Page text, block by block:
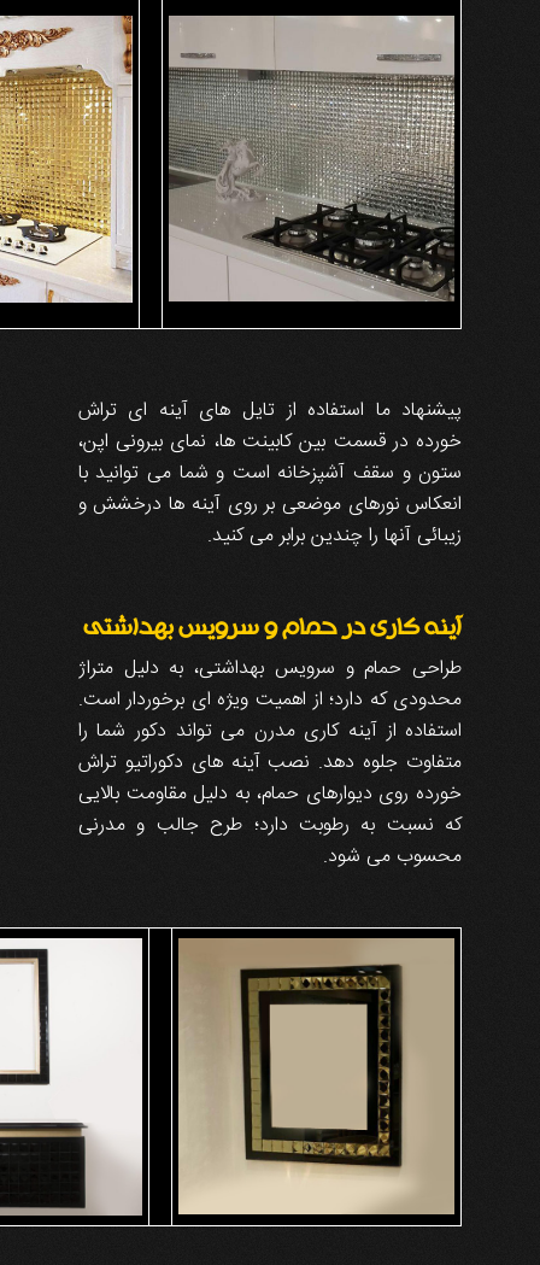
پیشنهاد ما استفاده از تایل های آینه ای تراش
خورده در قسمت بین کابینت ها، نمای بیرونی اپن،
ستون و سقف آشپزخانه است و شما می توانید با
انعکاس نورهای موضعی بر روی آینه ها درخشش و
زیبائی آنها را چندین برابر می کنید.
آینه کاری در حمام و سرویس بهداشتی
طراحی حمام و سرویس بهداشتی، به دلیل متراژ
محدودی که دارد؛ از اهمیت ویژه ای برخوردار است.
استفاده از آینه کاری مدرن می تواند دکور شما را
متفاوت جلوه دهد. نصب آینه های دکوراتیو تراش
خورده روی دیوارهای حمام، به دلیل مقاومت بالایی
که نسبت به رطوبت دارد؛ طرح جالب و مدرنی
محسوب می شود.